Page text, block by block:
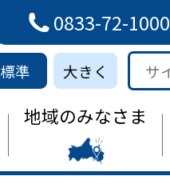
0833-72-1000
標準 大きく
サ
内
地域のみなさま